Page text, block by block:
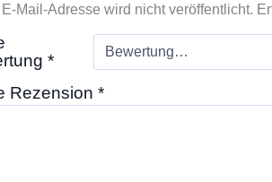
E-Mail-Adresse wird nicht veröffentlicht.
*
Rezension *